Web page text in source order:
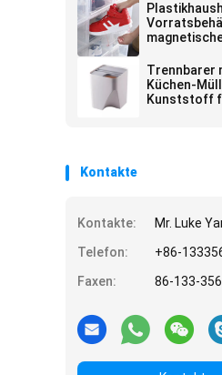
Trennbarer
Küchen-
Kunststoff
Kontakte
Kontakte:
Mr. Luke
Telefon:
+86-
Faxen:
86-133-